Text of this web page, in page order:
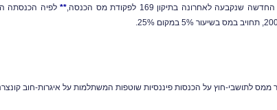
שנקבעה לאחרונה בתיקון 169 לפקודת מס הכנסה ** לפיה הכנסתה